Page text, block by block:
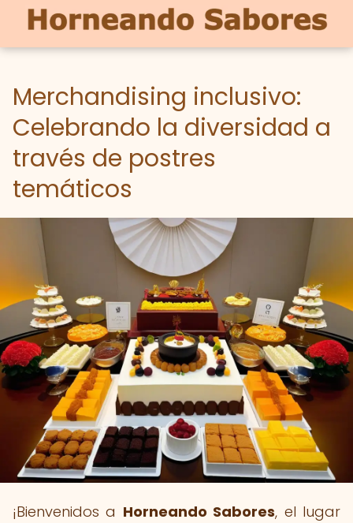
Merchandising inclusivo:
Celebrando la diversidad a
través de postres
temáticos
¡Bienvenidos a Horneando Sabores, el lugar